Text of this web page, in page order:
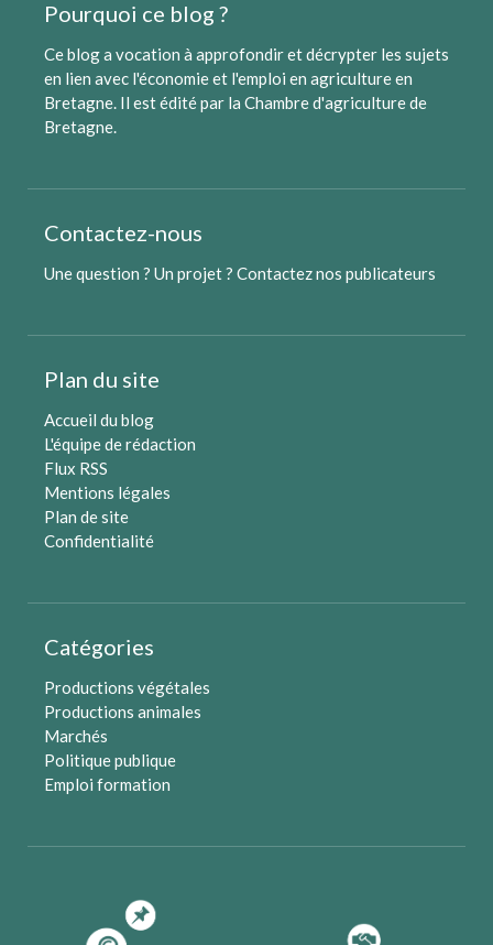
Pourquoi ce blog ?
Ce blog a vocation à approfondir et décrypter les sujets
en lien avec l'économie et l'emploi en agriculture en
Bretagne. Il est édité par la Chambre d'agriculture de
Bretagne.
Contactez-nous
Une question ? Un projet ? Contactez nos publicateurs
Plan du site
Accueil du blog
L'équipe de rédaction
Flux RSS
Mentions légales
Plan de site
Confidentialité
Catégories
Productions végétales
Productions animales
Marchés
Politique publique
Emploi formation